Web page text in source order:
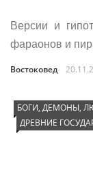
Версии и
фараонов и
Востоковед
БОГИ, ДЕМОНЫ,
ДРЕВНИЕ